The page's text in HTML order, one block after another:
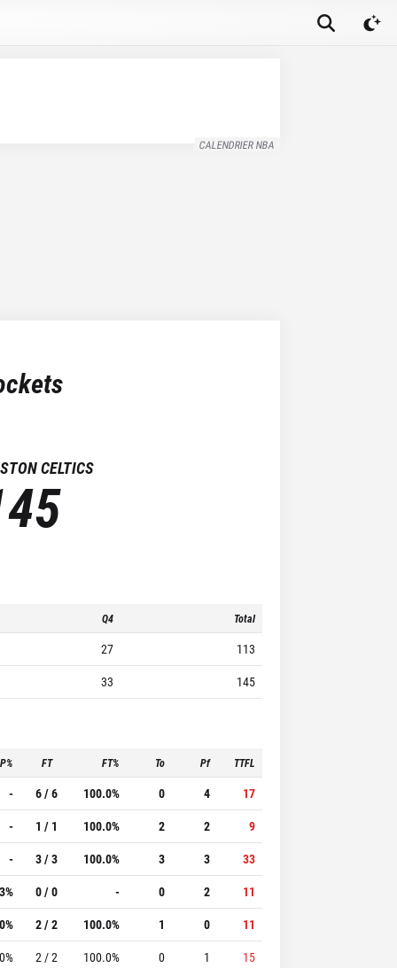
CALENDRIER NBA
CELTICS
Q4 Total
27
113
33
145
FT FT% To Pf TTFL
- 6 / 6 100.0% 0 4
17
-
1 / 1 100.0% 2 2
9
-
3 / 3 100.0% 3 3
33
0 / 0 - 0 2
11
2 / 2 100.0% 1 0
11
2 / 2 100.0% 0 1
15